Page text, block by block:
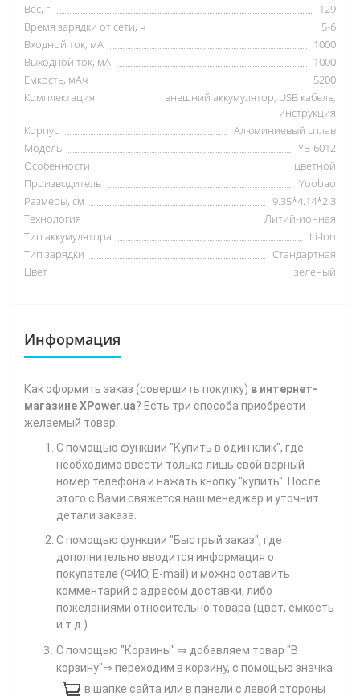
Вес, г
129
Время зарядки от сети, ч
5-6
Входной ток, мА
1000
Выходной ток, мА
1000
Емкость, мАч
5200
Комплектация
внешний аккумулятор, USB кабель,
инструкция
Корпус
Алюминиевый сплав
Модель
YB-6012
Особенности
цветной
Производитель
Yoobao
Размеры, см
9.35*4.14*2.3
Технология
Литий-ионная
Тип аккумулятора
Li-Ion
Тип зарядки
Стандартная
Цвет
зеленый
Информация
Как оформить заказ (совершить покупку) в интернет-
магазине XPower.ua? Есть три способа приобрести
желаемый товар:
С помощью функции "Купить в один клик", где
необходимо ввести только лишь свой верный
номер телефона и нажать кнопку "купить". После
этого с Вами свяжется наш менеджер и уточнит
детали заказа.
С помощью функции "Быстрый заказ", где
дополнительно вводится информация о
покупателе (ФИО, E-mail) и можно оставить
комментарий с адресом доставки, либо
пожеланиями относительно товара (цвет, емкость
и т.д.).
С помощью "Корзины" ⇒ добавляем товар "В
корзину"⇒ переходим в корзину, с помощью значка
в шапке сайта или в панели с левой стороны